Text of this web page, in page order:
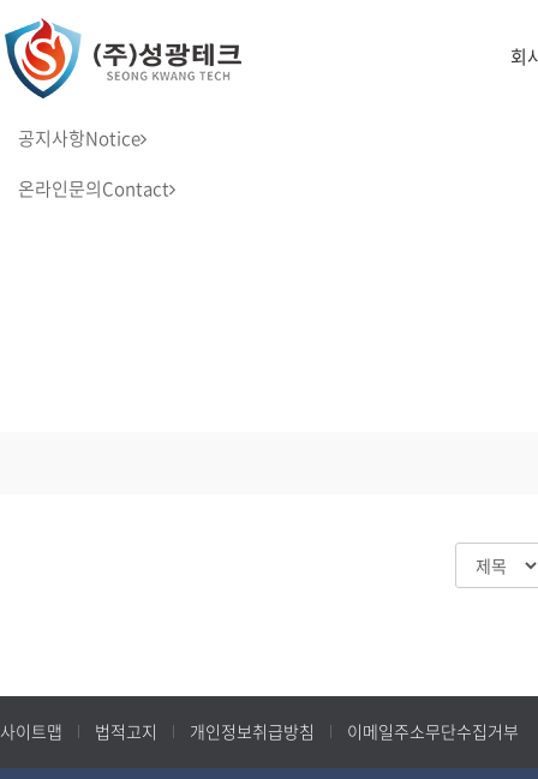
회
공지사항Notice
온라인문의Contact
사이트맵 법적고지 개인정보취급방침 이메일주소무단수집거부